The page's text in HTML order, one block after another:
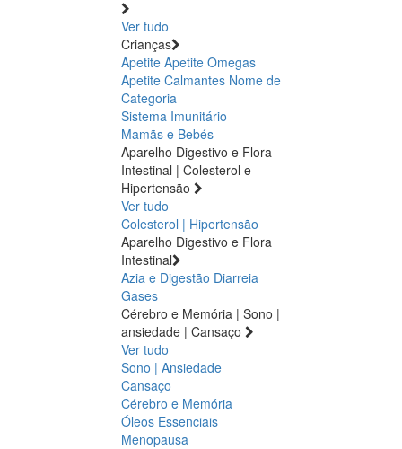
Ver tudo
Crianças
Apetite Apetite Omegas
Apetite Calmantes Nome de
Categoria
Sistema Imunitário
Mamãs e Bebés
Aparelho Digestivo e Flora
Intestinal | Colesterol e
Hipertensão
Ver tudo
Colesterol | Hipertensão
Aparelho Digestivo e Flora
Intestinal
Azia e Digestão Diarreia
Gases
Cérebro e Memória | Sono |
ansiedade | Cansaço
Ver tudo
Sono | Ansiedade
Cansaço
Cérebro e Memória
Óleos Essenciais
Menopausa